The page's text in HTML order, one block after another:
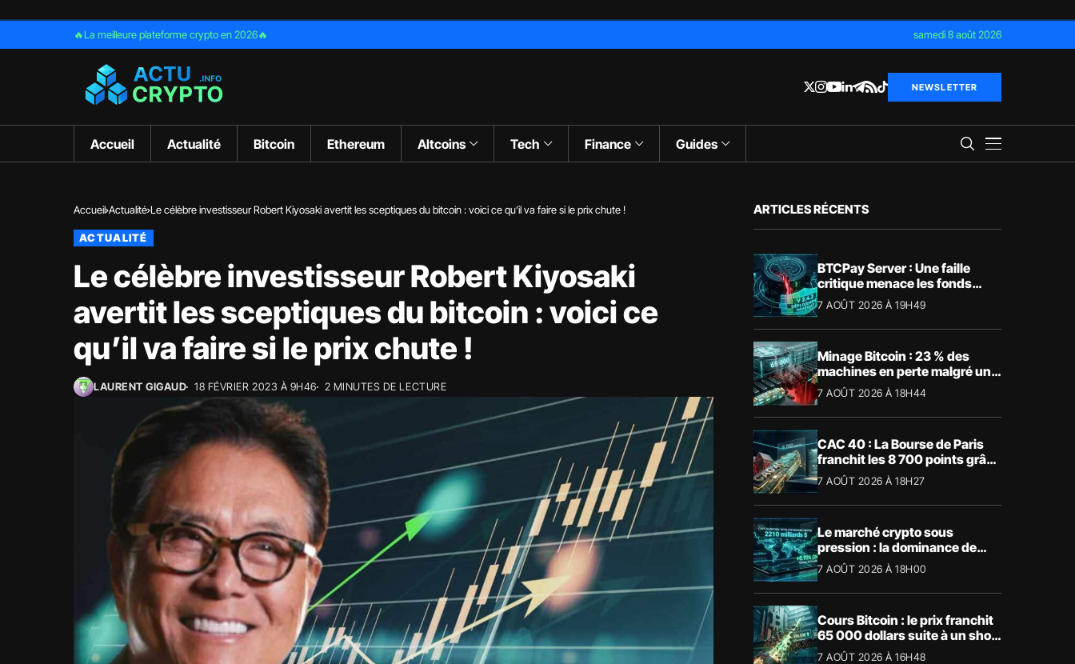
🔥La meilleure plateforme crypto en 2026🔥 samedi 8 août 2026
NEWSLETTER
Accueil Actualité Bitcoin Ethereum Altcoins Tech Finance Guides
Accueil Actualité Le célèbre investisseur Robert Kiyosaki avertit les sceptiques du bitcoin : voici ce qu’il va faire si le prix chute !
ACTUALITÉ
Le célèbre investisseur Robert Kiyosaki
avertit les sceptiques du bitcoin : voici ce
qu’il va faire si le prix chute !
LAURENT GIGAUD 18 FÉVRIER 2023 À 9H46 2 MINUTES DE LECTURE
ARTICLES RÉCENTS
BTCPay Server : Une faille
critique menace les fonds
Bitcoin
7 AOÛT 2026 À 19H49
Minage Bitcoin : 23 % des
machines en perte malgré un
BTC à 65 000 $
7 AOÛT 2026 À 18H44
CAC 40 : La Bourse de Paris
franchit les 8 700 points grâce
à la tech
7 AOÛT 2026 À 18H27
Le marché crypto sous
pression : la dominance de
Bitcoin aspire la liquidité
7 AOÛT 2026 À 18H00
Cours Bitcoin : le prix franchit
65 000 dollars suite à un short
squeeze massif
7 AOÛT 2026 À 16H48